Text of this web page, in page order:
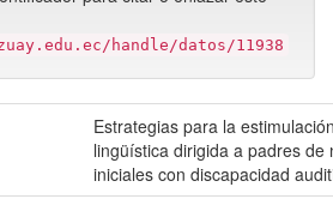
handle/datos/11938
Estrategias para la
lingüística dirigida a padres de
iniciales con discapacidad